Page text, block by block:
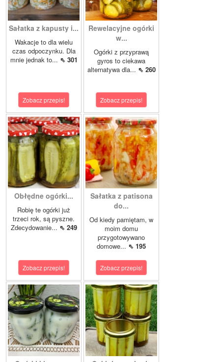
Sałatka z kapusty i...
Wakacje to dla wielu
czas odpoczynku. Dla
mnie jednak to... ⇖ 301
Zobacz przepis!
Rewelacyjne ogórki
w...
Ogórki z przyprawą
gyros to ciekawa
alternatywa dla... ⇖ 260
Zobacz przepis!
Obłędne ogórki...
Robię te ogórki już
trzeci rok, są pyszne.
Zdecydowanie... ⇖ 249
Zobacz przepis!
Sałatka z patisona
do...
Od kiedy pamiętam, w
moim domu
przygotowywano
domowe... ⇖ 195
Zobacz przepis!